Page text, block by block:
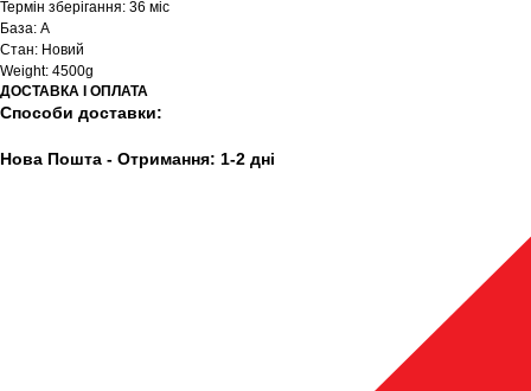
Термін зберігання: 36 міс
База: А
Стан: Новий
Weight: 4500g
ДОСТАВКА І ОПЛАТА
Способи доставки:
Нова Пошта - Отримання: 1-2 дні